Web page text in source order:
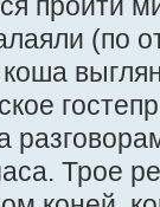
(по
Трое